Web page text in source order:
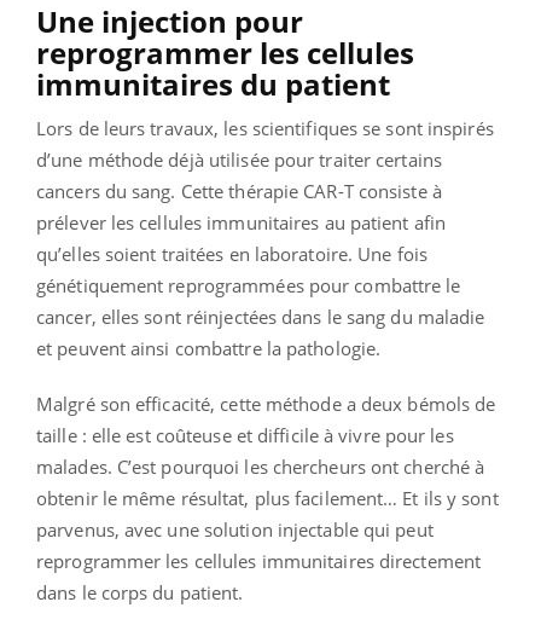
Une injection pour
reprogrammer les cellules
immunitaires du patient
Lors de leurs travaux, les scientifiques se sont inspirés
d’une méthode déjà utilisée pour traiter certains
cancers du sang. Cette thérapie CAR-T consiste à
prélever les cellules immunitaires au patient afin
qu’elles soient traitées en laboratoire. Une fois
génétiquement reprogrammées pour combattre le
cancer, elles sont réinjectées dans le sang du maladie
et peuvent ainsi combattre la pathologie.
Malgré son efficacité, cette méthode a deux bémols de
taille : elle est coûteuse et difficile à vivre pour les
malades. C’est pourquoi les chercheurs ont cherché à
obtenir le même résultat, plus facilement… Et ils y sont
parvenus, avec une solution injectable qui peut
reprogrammer les cellules immunitaires directement
dans le corps du patient.